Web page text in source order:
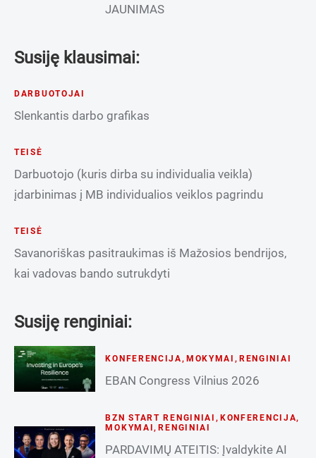
JAUNIMAS
Susiję klausimai:
DARBUOTOJAI
Slenkantis darbo grafikas
TEISĖ
Darbuotojo (kuris dirba su individualia veikla)
įdarbinimas į MB individualios veiklos pagrindu
TEISĖ
Savanoriškas pasitraukimas iš Mažosios bendrijos,
kai vadovas bando sutrukdyti
Susiję renginiai:
KONFERENCIJA , MOKYMAI , RENGINIAI
EBAN Congress Vilnius 2026
BZN START RENGINIAI , KONFERENCIJA,
MOKYMAI ,RENGINIAI
PARDAVIMŲ ATEITIS: Įvaldykite AI